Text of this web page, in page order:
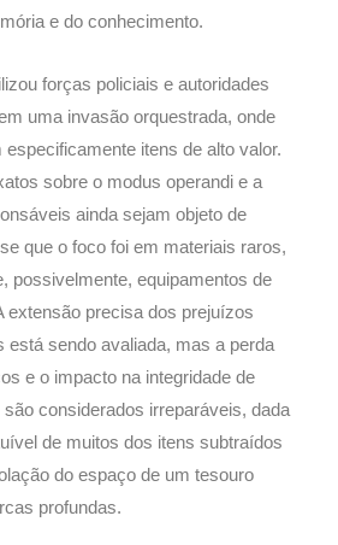
e do conhecimento.
forças policiais e autoridades
uma invasão orquestrada, onde
itens de alto valor.
sobre o modus operandi e a
ainda sejam objeto de
que o foco foi em materiais raros,
possivelmente, equipamentos de
extensão precisa dos prejuízos
está sendo avaliada, mas a perda
e o impacto na integridade de
considerados irreparáveis, dada
de muitos dos itens subtraídos
do espaço de um tesouro
profundas.